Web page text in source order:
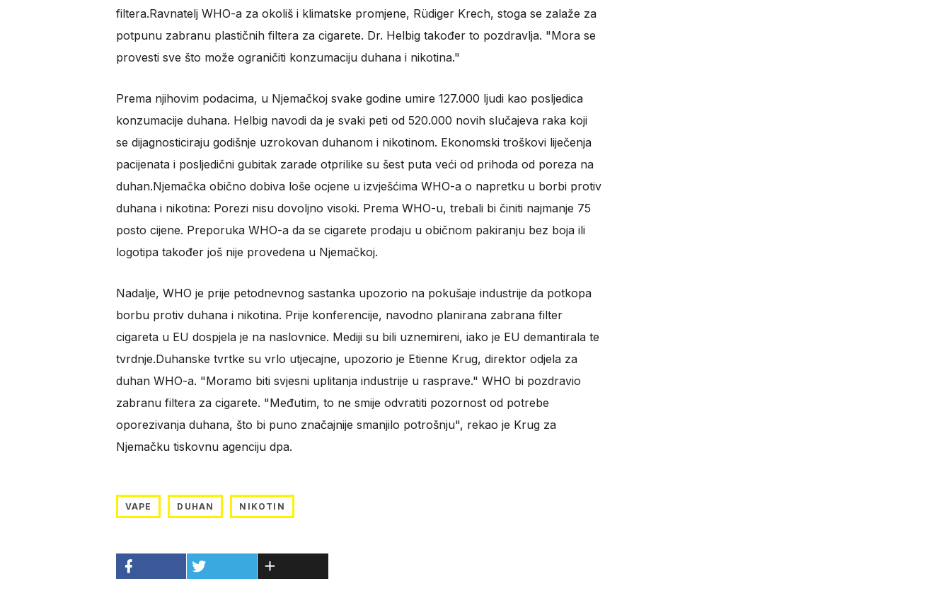
filtera.Ravnatelj WHO-a za okoliš i klimatske promjene, Rüdiger Krech, stoga se zalaže za
potpunu zabranu plastičnih filtera za cigarete. Dr. Helbig također to pozdravlja. "Mora se
provesti sve što može ograničiti konzumaciju duhana i nikotina."
Prema njihovim podacima, u Njemačkoj svake godine umire 127.000 ljudi kao posljedica
konzumacije duhana. Helbig navodi da je svaki peti od 520.000 novih slučajeva raka koji
se dijagnosticiraju godišnje uzrokovan duhanom i nikotinom. Ekonomski troškovi liječenja
pacijenata i posljedični gubitak zarade otprilike su šest puta veći od prihoda od poreza na
duhan.Njemačka obično dobiva loše ocjene u izvješćima WHO-a o napretku u borbi protiv
duhana i nikotina: Porezi nisu dovoljno visoki. Prema WHO-u, trebali bi činiti najmanje 75
posto cijene. Preporuka WHO-a da se cigarete prodaju u običnom pakiranju bez boja ili
logotipa također još nije provedena u Njemačkoj.
Nadalje, WHO je prije petodnevnog sastanka upozorio na pokušaje industrije da potkopa
borbu protiv duhana i nikotina. Prije konferencije, navodno planirana zabrana filter
cigareta u EU dospjela je na naslovnice. Mediji su bili uznemireni, iako je EU demantirala te
tvrdnje.Duhanske tvrtke su vrlo utjecajne, upozorio je Etienne Krug, direktor odjela za
duhan WHO-a. "Moramo biti svjesni uplitanja industrije u rasprave." WHO bi pozdravio
zabranu filtera za cigarete. "Međutim, to ne smije odvratiti pozornost od potrebe
oporezivanja duhana, što bi puno značajnije smanjilo potrošnju", rekao je Krug za
Njemačku tiskovnu agenciju dpa.
VAPE DUHAN NIKOTIN